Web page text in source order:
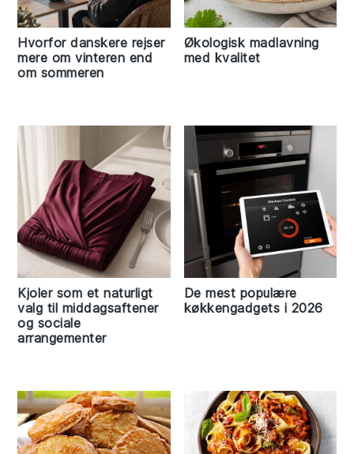
Hvorfor danskere rejser
mere om vinteren end
om sommeren
Økologisk madlavning
med kvalitet
Kjoler som et naturligt
valg til middagsaftener
og sociale
arrangementer
De mest populære
køkkengadgets i 2026